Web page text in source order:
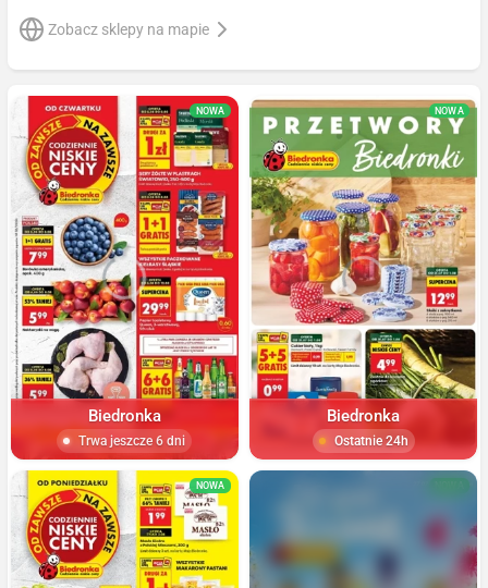
Zobacz sklepy na mapie
NOWA
Biedronka
Trwa jeszcze 6 dni
NOWA
Biedronka
Ostatnie 24h
NOWA